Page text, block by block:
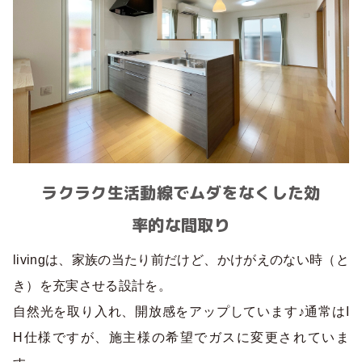
ラクラク生活動線でムダをなくした効
率的な間取り
livingは、家族の当たり前だけど、かけがえのない時（と
き）を充実させる設計を。
自然光を取り入れ、開放感をアップしています♪通常はI
H仕様ですが、施主様の希望でガスに変更されていま